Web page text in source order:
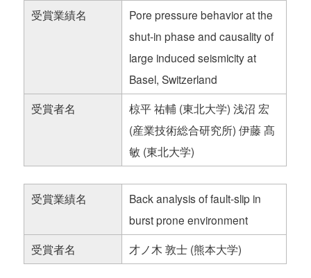
受賞業績名
Pore pressure behavior at the
shut-in phase and causality of
large induced seismicity at
Basel, Switzerland
受賞者名
椋平 祐輔 (東北大学) 浅沼 宏
(産業技術総合研究所) 伊藤 髙
敏 (東北大学)
受賞業績名
Back analysis of fault-slip in
burst prone environment
受賞者名
才ノ木 敦士 (熊本大学)